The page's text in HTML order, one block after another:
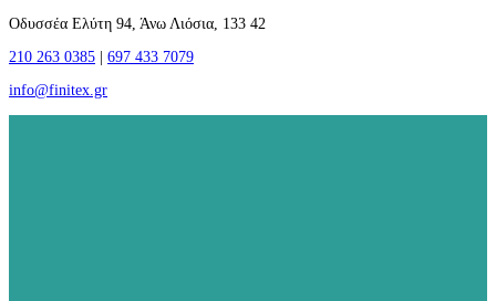
Οδυσσέα Ελύτη 94, Άνω Λιόσια, 133 42
210 263 0385
697 433 7079
info@finitex.gr